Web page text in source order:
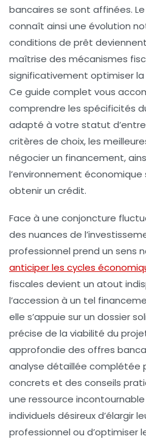
bancaires se sont affinées.
connaît ainsi une évolution
conditions de prêt
maîtrise des mécanismes
significativement optimiser la
Ce guide complet vous
comprendre les spécificités
adapté à votre statut
critères de choix, les
négocier un financement,
l’environnement
obtenir un crédit.
Face à une conjoncture
des nuances de
professionnel prend un sens
anticiper les cycles
fiscales devient un atout
l’accession à un tel
elle s’appuie sur un dossier
précise de la viabilité du
approfondie des offres
analyse détaillée complétée
concrets et des conseils
une ressource
individuels désireux d’élargir
professionnel ou d’optimiser